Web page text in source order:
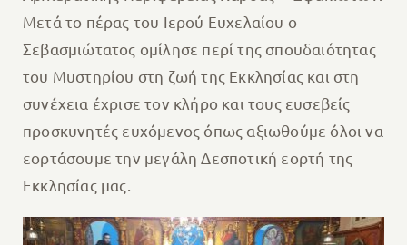
Μετά το πέρας του Ιερού Ευχελαίου ο
Σεβασμιώτατος ομίλησε περί της σπουδαιότητας
του Μυστηρίου στη ζωή της Εκκλησίας και στη
συνέχεια έχρισε τον κλήρο και τους ευσεβείς
προσκυνητές ευχόμενος όπως αξιωθούμε όλοι να
εορτάσουμε την μεγάλη Δεσποτική εορτή της
Εκκλησίας μας.